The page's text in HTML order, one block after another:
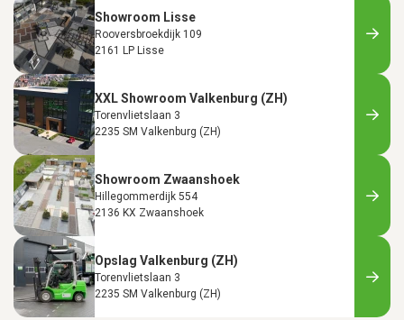
Showroom Lisse
Rooversbroekdijk 109
2161 LP Lisse
XXL Showroom Valkenburg (ZH)
Torenvlietslaan 3
2235 SM Valkenburg (ZH)
Showroom Zwaanshoek
Hillegommerdijk 554
2136 KX Zwaanshoek
Opslag Valkenburg (ZH)
Torenvlietslaan 3
2235 SM Valkenburg (ZH)